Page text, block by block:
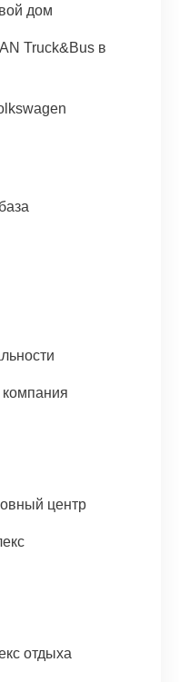
дом
Truck&Bus в
центр
отдыха